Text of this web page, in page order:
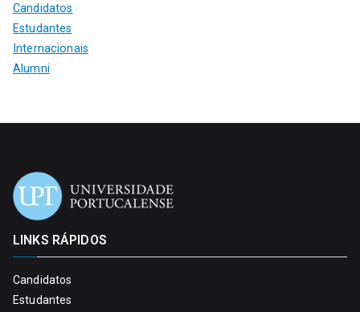
Candidatos
Estudantes
Internacionais
Alumni
LINKS RÁPIDOS
Candidatos
Estudantes